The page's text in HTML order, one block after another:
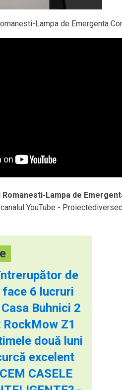
Lampa de Emergenta
Lampa de
YouTube -
de
face 6 lucruri
Buhnici 2
Z1
două luni
excelent
CASELE